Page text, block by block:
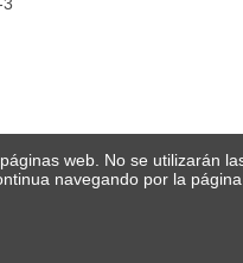
web. No se utilizarán
navegando por la